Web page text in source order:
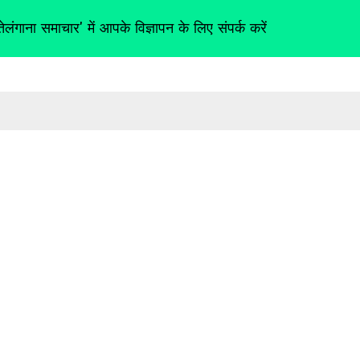
समाचार' में आपके विज्ञापन के लिए संपर्क करें